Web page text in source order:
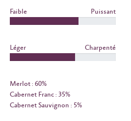
Faible Puissant
Léger Charpenté
Merlot : 60%
Cabernet Franc : 35%
Cabernet Sauvignon : 5%